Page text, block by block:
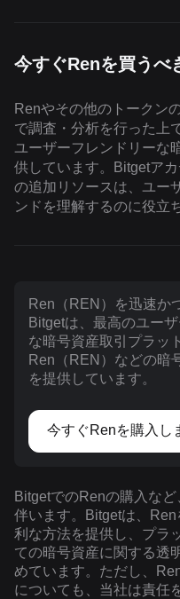
今すぐRenを買うべ
Renやその他のトークン
で調査・分析を行った上
ユーザーフレンドリーな
供しています。Bitgetア
の追加リソースは、ユー
ンドを理解するのに役立
Ren（REN）を迅速か
Bitgetは、最高のユー
な暗号資産取引プラッ
Ren（REN）などの暗
を提供しています。
今すぐRenを購入し
BitgetでのRenの購入な
伴います。Bitgetは、
利な方法を提供し、プラ
ての暗号資産に関する透
めています。ただし、
についても、当社は責任